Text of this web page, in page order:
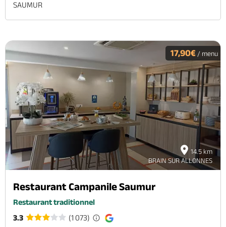
SAUMUR
14.5 km
BRAIN SUR ALLONNES
17,90€ / menu
Restaurant Campanile Saumur
Restaurant traditionnel
3.3
(1 073)